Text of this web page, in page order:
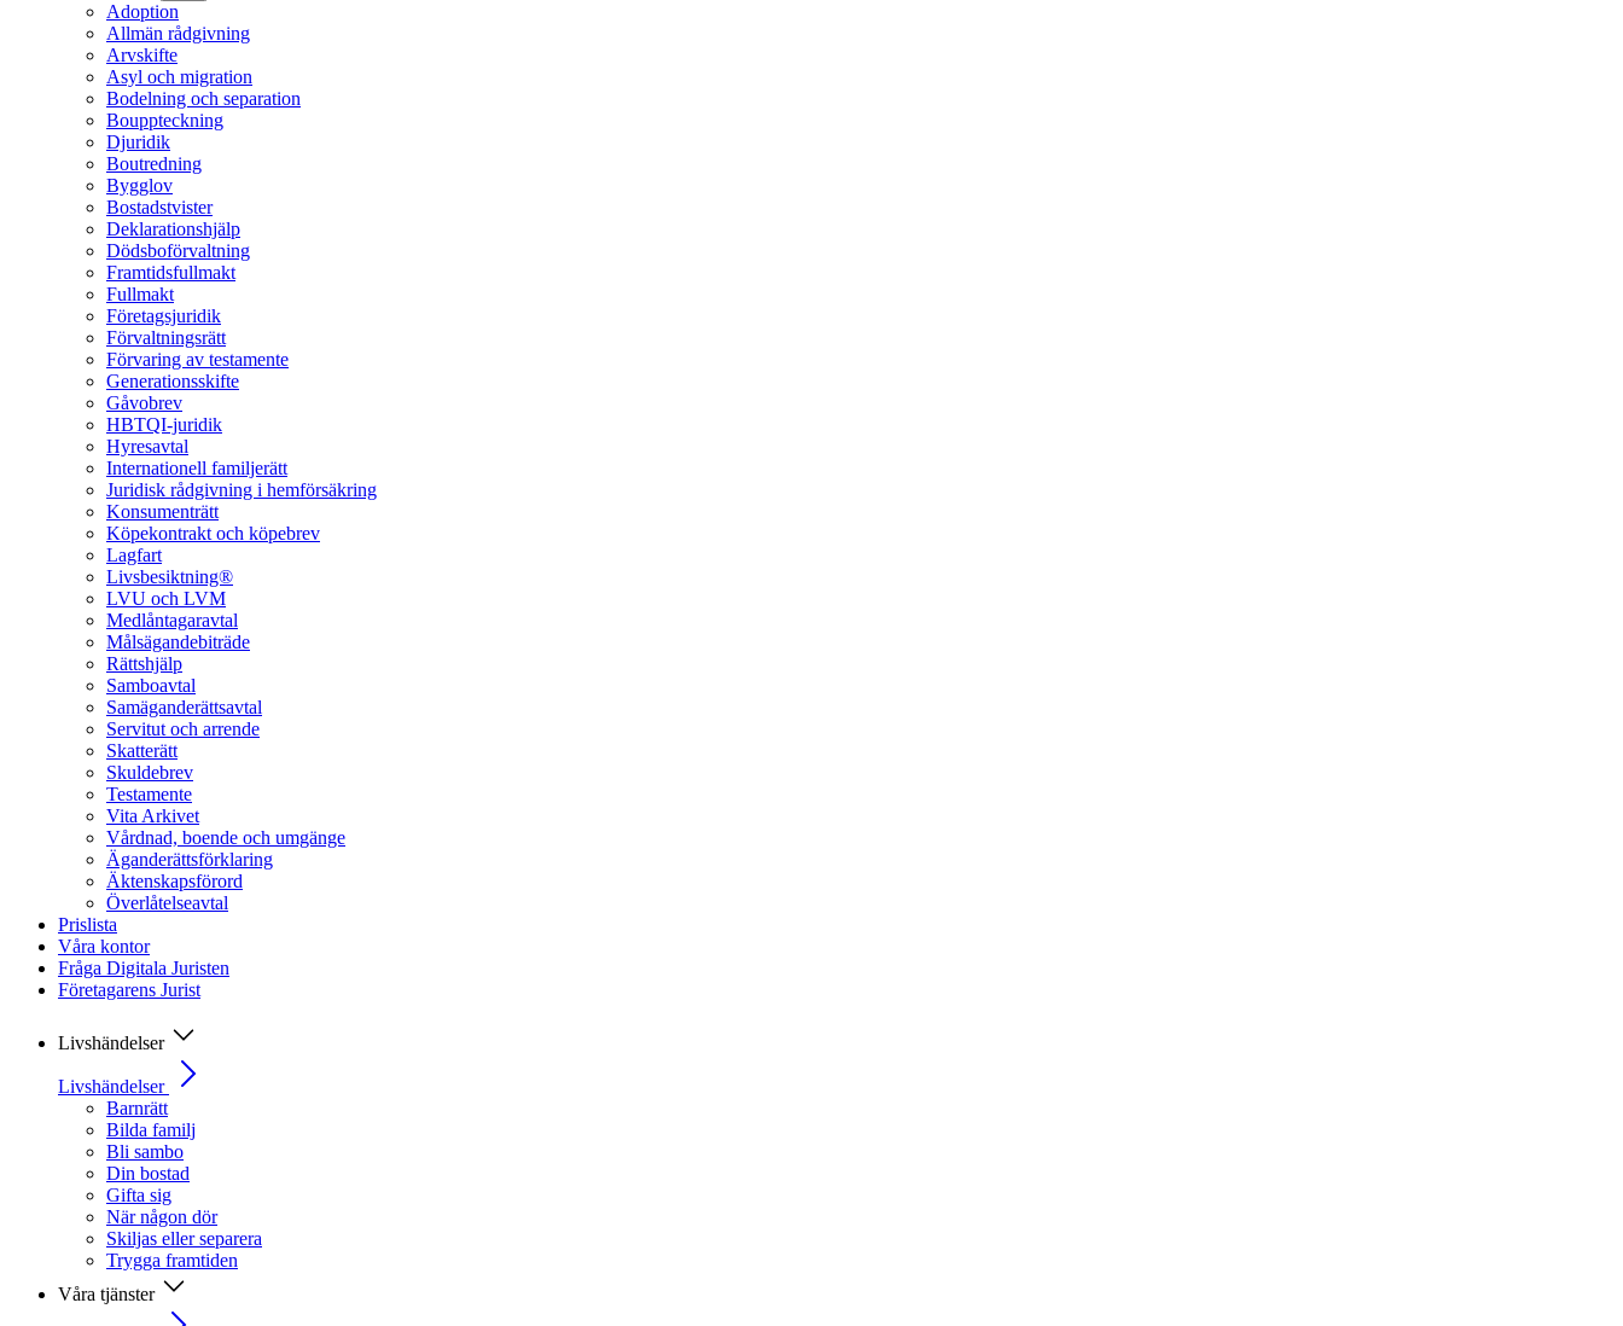
Adoption
Allmän rådgivning
Arvskifte
Asyl och migration
Bodelning och separation
Bouppteckning
Djuridik
Boutredning
Bygglov
Bostadstvister
Deklarationshjälp
Dödsboförvaltning
Framtidsfullmakt
Fullmakt
Företagsjuridik
Förvaltningsrätt
Förvaring av testamente
Generationsskifte
Gåvobrev
HBTQI-juridik
Hyresavtal
Internationell familjerätt
Juridisk rådgivning i hemförsäkring
Konsumenträtt
Köpekontrakt och köpebrev
Lagfart
Livsbesiktning®
LVU och LVM
Medlåntagaravtal
Målsägandebiträde
Rättshjälp
Samboavtal
Samäganderättsavtal
Servitut och arrende
Skatterätt
Skuldebrev
Testamente
Vita Arkivet
Vårdnad, boende och umgänge
Äganderättsförklaring
Äktenskapsförord
Överlåtelseavtal
Prislista
Våra kontor
Fråga Digitala Juristen
Företagarens Jurist
Livshändelser
Livshändelser
Barnrätt
Bilda familj
Bli sambo
Din bostad
Gifta sig
När någon dör
Skiljas eller separera
Trygga framtiden
Våra tjänster